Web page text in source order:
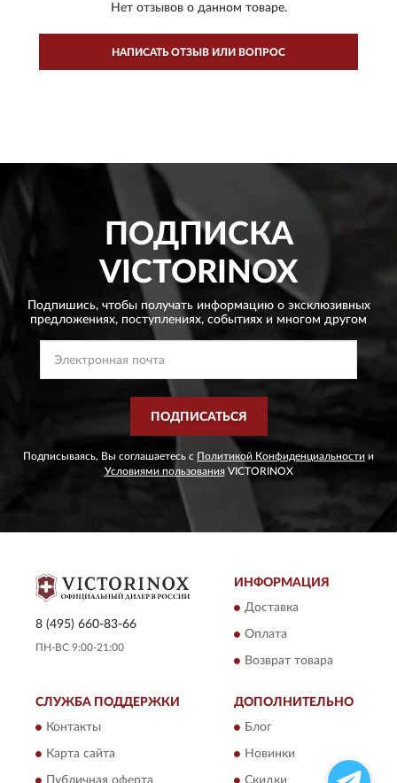
Нет отзывов о данном товаре.
НАПИСАТЬ ОТЗЫВ ИЛИ ВОПРОС
ПОДПИСКА
VICTORINOX
Подпишись, чтобы получать информацию о эксклюзивных
предложениях, поступлениях, событиях и многом другом
ПОДПИСАТЬСЯ
Подписываясь, Вы соглашаетесь с Политикой Конфиденциальности и
Условиями пользованияVICTORINOX
8 (495) 660-83-66
ПН-ВС 9:00-21:00
ИНФОРМАЦИЯ
Доставка
Оплата
Возврат товара
СЛУЖБА ПОДДЕРЖКИ
Контакты
Карта сайта
Публичная оферта
ДОПОЛНИТЕЛЬНО
Блог
Новинки
Скидки